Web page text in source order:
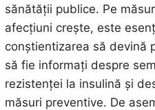
sănătății publice. Pe
afecțiuni crește, este
conștientizarea să devină
să fie informați despre
rezistenței la insulină și
măsuri preventive. De